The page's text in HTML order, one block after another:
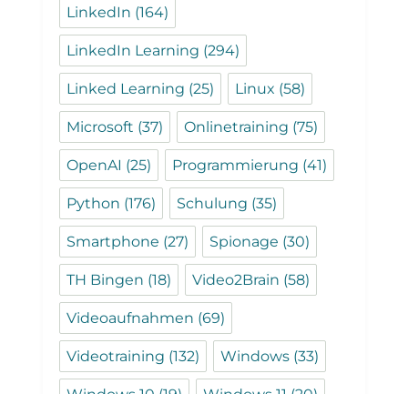
LinkedIn (164)
LinkedIn Learning (294)
Linked Learning (25) Linux (58)
Microsoft (37) Onlinetraining (75)
OpenAI (25) Programmierung (41)
Python (176) Schulung (35)
Smartphone (27) Spionage (30)
TH Bingen (18) Video2Brain (58)
Videoaufnahmen (69)
Videotraining (132) Windows (33)